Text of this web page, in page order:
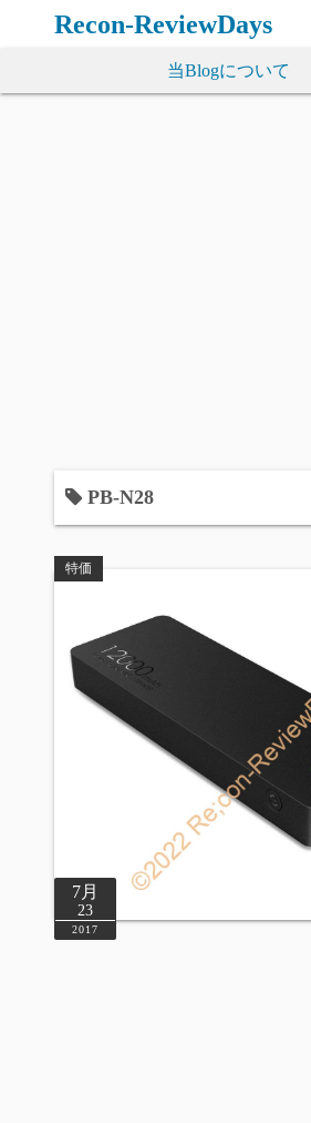
ン
Recon-ReviewDays
当Blogについて
PB-N28
特価
7月
23
2017